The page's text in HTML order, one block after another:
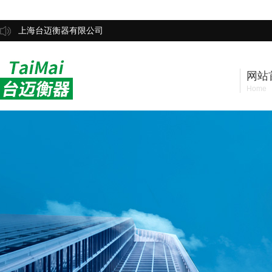
上海台迈衡器有限公司
网站
Home